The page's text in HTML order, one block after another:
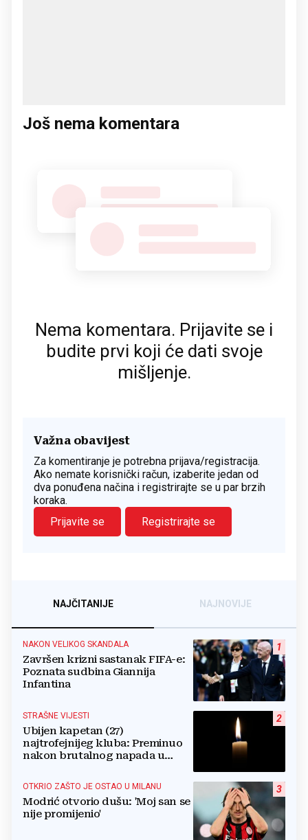
Još nema komentara
Nema komentara. Prijavite se i
budite prvi koji će dati svoje
mišljenje.
Važna obavijest
Za komentiranje je potrebna prijava/registracija.
Ako nemate korisnički račun, izaberite jedan od
dva ponuđena načina i registrirajte se u par brzih
koraka.
Prijavite se
Registrirajte se
NAJČITANIJE NAJNOVIJE
1
NAKON VELIKOG SKANDALA
Završen krizni sastanak FIFA-e:
Poznata sudbina Giannija
Infantina
2
STRAŠNE VIJESTI
Ubijen kapetan (27)
najtrofejnijeg kluba: Preminuo
nakon brutalnog napada u
3
OTKRIO ZAŠTO JE OSTAO U MILANU
Modrić otvorio dušu: 'Moj san se
nije promijenio'